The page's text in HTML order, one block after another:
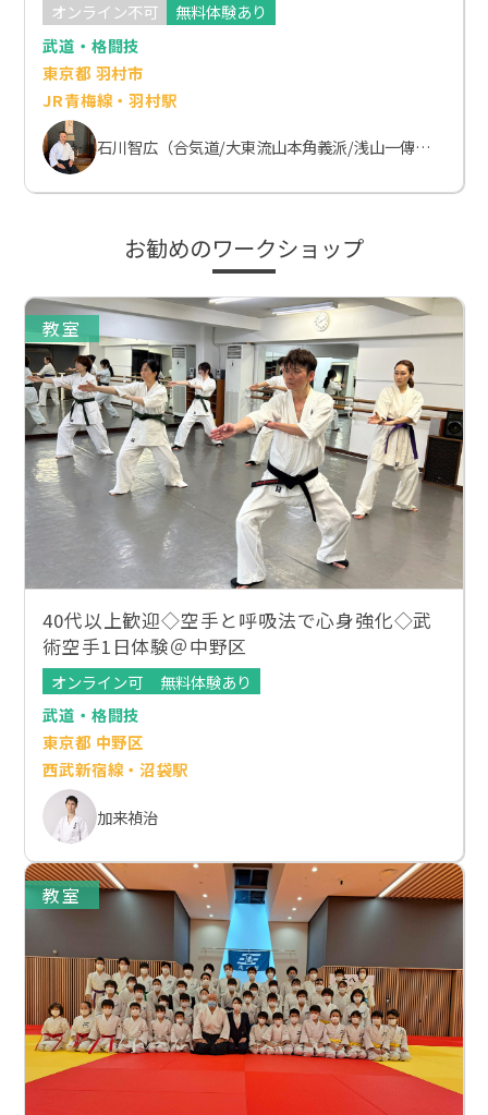
オンライン不可
無料体験あり
武道・格闘技
東京都 羽村市
JR青梅線・羽村駅
石川智広（合気道/大東流山本角義派/浅山一傳流体術）
お勧めのワークショップ
教室
40代以上歓迎◇空手と呼吸法で心身強化◇武
術空手1日体験＠中野区
オンライン可
無料体験あり
武道・格闘技
東京都 中野区
西武新宿線・沼袋駅
加来禎治
教室